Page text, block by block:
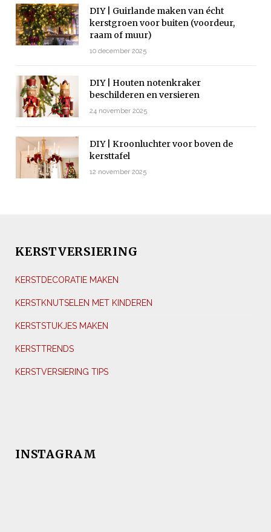
DIY | Guirlande maken van écht
kerstgroen voor buiten (voordeur,
raam of muur)
10 december 2025
DIY | Houten notenkraker
beschilderen en versieren
24 november 2025
DIY | Kroonluchter voor boven de
kersttafel
12 november 2025
KERSTVERSIERING
KERSTDECORATIE MAKEN
KERSTKNUTSELEN MET KINDEREN
KERSTSTUKJES MAKEN
KERSTTRENDS
KERSTVERSIERING TIPS
INSTAGRAM